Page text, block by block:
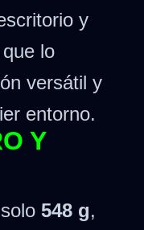
y
lo
versátil y
entorno.
Y
548 g,